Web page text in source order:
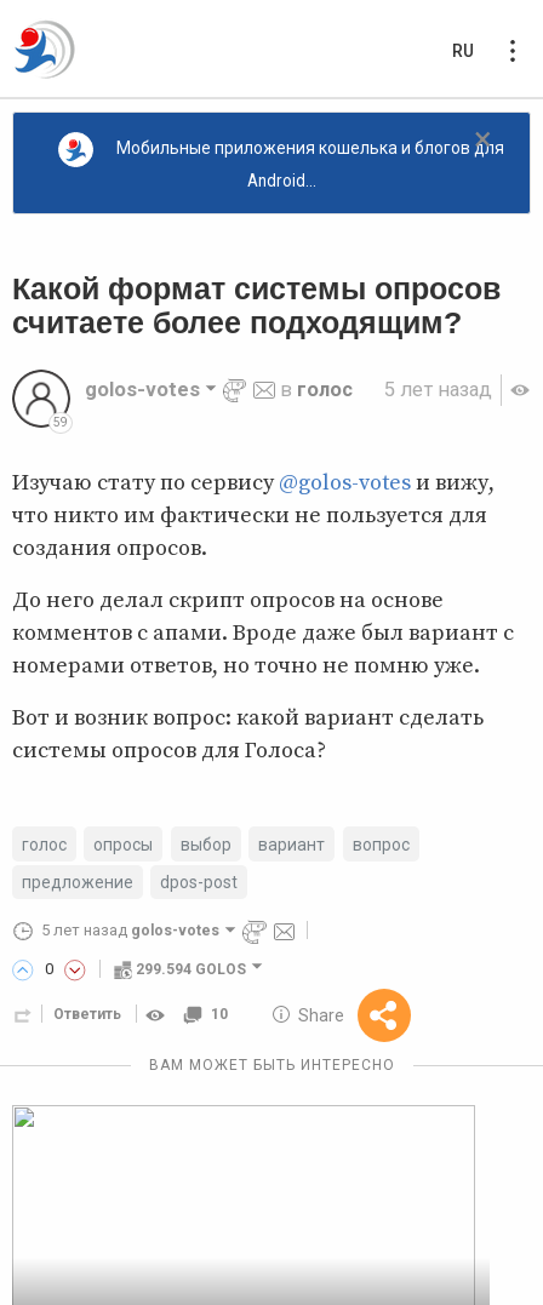
RU
×
Мобильные приложения кошелька и блогов для
Android...
Какой формат системы опросов
считаете более подходящим?
5 лет назад
59
golos-votes в голос
Изучаю стату по сервису@golos-votesи вижу,
что никто им фактически не пользуется для
создания опросов.
До него делал скрипт опросов на основе
комментов с апами. Вроде даже был вариант с
номерами ответов, но точно не помню уже.
Вот и возник вопрос: какой вариант сделать
системы опросов для Голоса?
голос опросы выбор вариант
вопрос
предложение
dpos-post
5 лет назад golos-votes
0 299.594 GOLOS
Ответить 10 Share
Reward
10 GOLOS
ВАМ МОЖЕТ БЫТЬ ИНТЕРЕСНО